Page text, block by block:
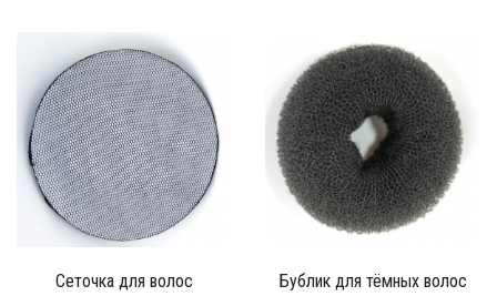
Сеточка для волос Бублик для тёмных волос